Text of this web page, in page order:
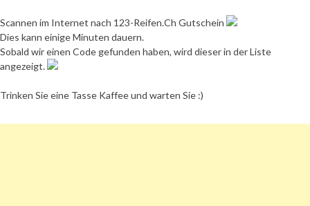
Scannen im Internet nach 123-Reifen.Ch Gutschein
Dies kann einige Minuten dauern.
Sobald wir einen Code gefunden haben, wird dieser in der Liste
angezeigt.
Trinken Sie eine Tasse Kaffee und warten Sie :)